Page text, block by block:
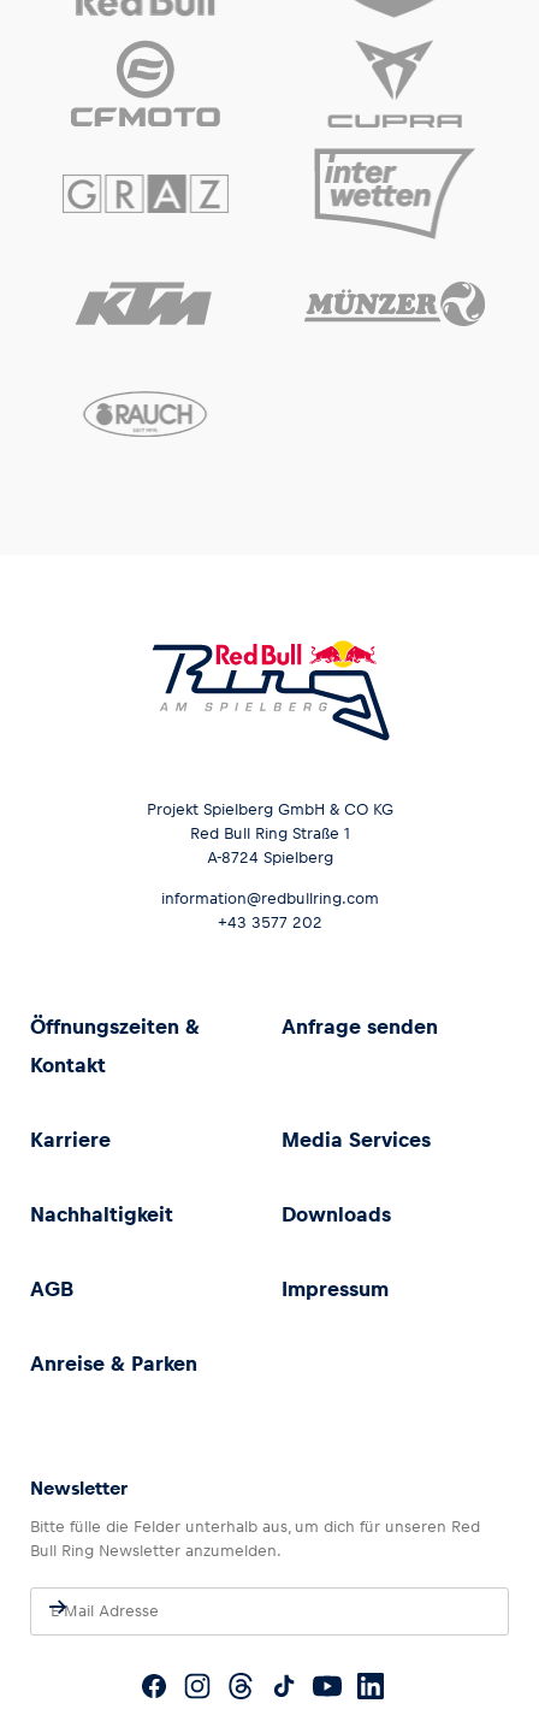
Projekt Spielberg GmbH & CO KG
Red Bull Ring Straße 1
A-8724 Spielberg
information@redbullring.com
+43 3577 202
Öffnungszeiten &
Kontakt
Anfrage senden
Karriere Media Services
Nachhaltigkeit Downloads
AGB Impressum
Anreise & Parken
Newsletter
Bitte fülle die Felder unterhalb aus, um dich für unseren Red
Bull Ring Newsletter anzumelden.